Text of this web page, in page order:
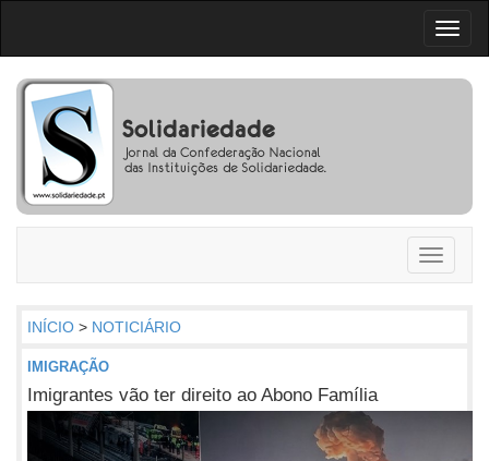
Toggle
INÍCIO > NOTICIÁRIO
IMIGRAÇÃO
Imigrantes vão ter direito ao Abono Família